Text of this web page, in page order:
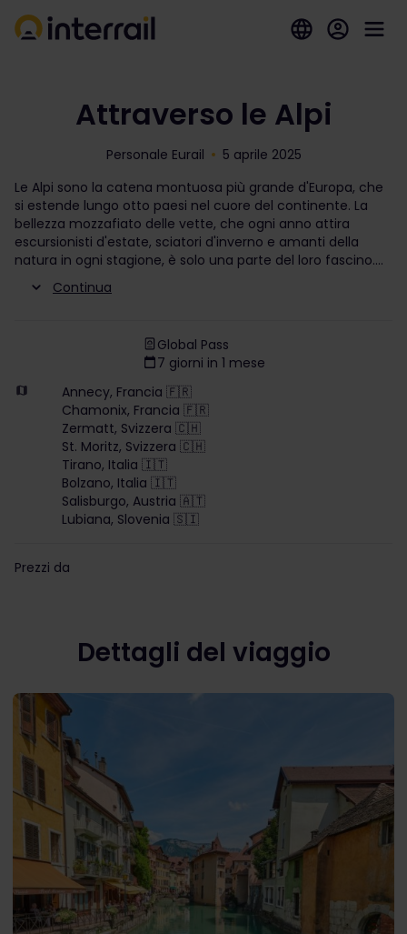
Attraverso le Alpi
Personale Eurail
5 aprile 2025
Le Alpi sono la catena montuosa più grande d'Europa, che
si estende lungo otto paesi nel cuore del continente. La
bellezza mozzafiato delle vette, che ogni anno attira
escursionisti d'estate, sciatori d'inverno e amanti della
natura in ogni stagione, è solo una parte del loro fascino.
Continua
Global Pass
7 giorni in 1 mese
Annecy, Francia 🇫🇷
Chamonix, Francia 🇫🇷
Zermatt, Svizzera 🇨🇭
St. Moritz, Svizzera 🇨🇭
Tirano, Italia 🇮🇹
Bolzano, Italia 🇮🇹
Salisburgo, Austria 🇦🇹
Lubiana, Slovenia 🇸🇮
Prezzi da
Dettagli del viaggio